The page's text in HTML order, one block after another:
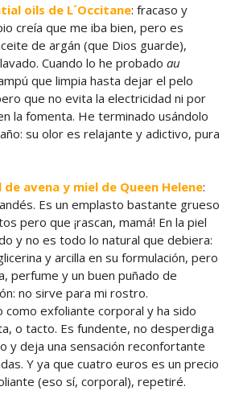
oils de L´Occitane: fracaso y
creía que me iba bien, pero es
de argán (que Dios guarde),
Cuando lo he probado au
que limpia hasta dejar el pelo
que no evita la electricidad ni por
la fomenta. He terminado usándolo
su olor es relajante y adictivo, pura
avena y miel de Queen Helene:
Es un emplasto bastante grueso
pero que ¡rascan, mamá! En la piel
y no es todo lo natural que debiera:
y arcilla en su formulación, pero
perfume y un buen puñado de
no sirve para mi rostro.
como exfoliante corporal y ha sido
o tacto. Es fundente, no desperdiga
y deja una sensación reconfortante
Y ya que cuatro euros es un precio
(eso sí, corporal), repetiré.